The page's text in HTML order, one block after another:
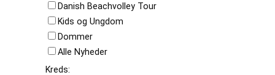
Danish Beachvolley Tour
Kids og Ungdom
Dommer
Alle Nyheder
Kreds: